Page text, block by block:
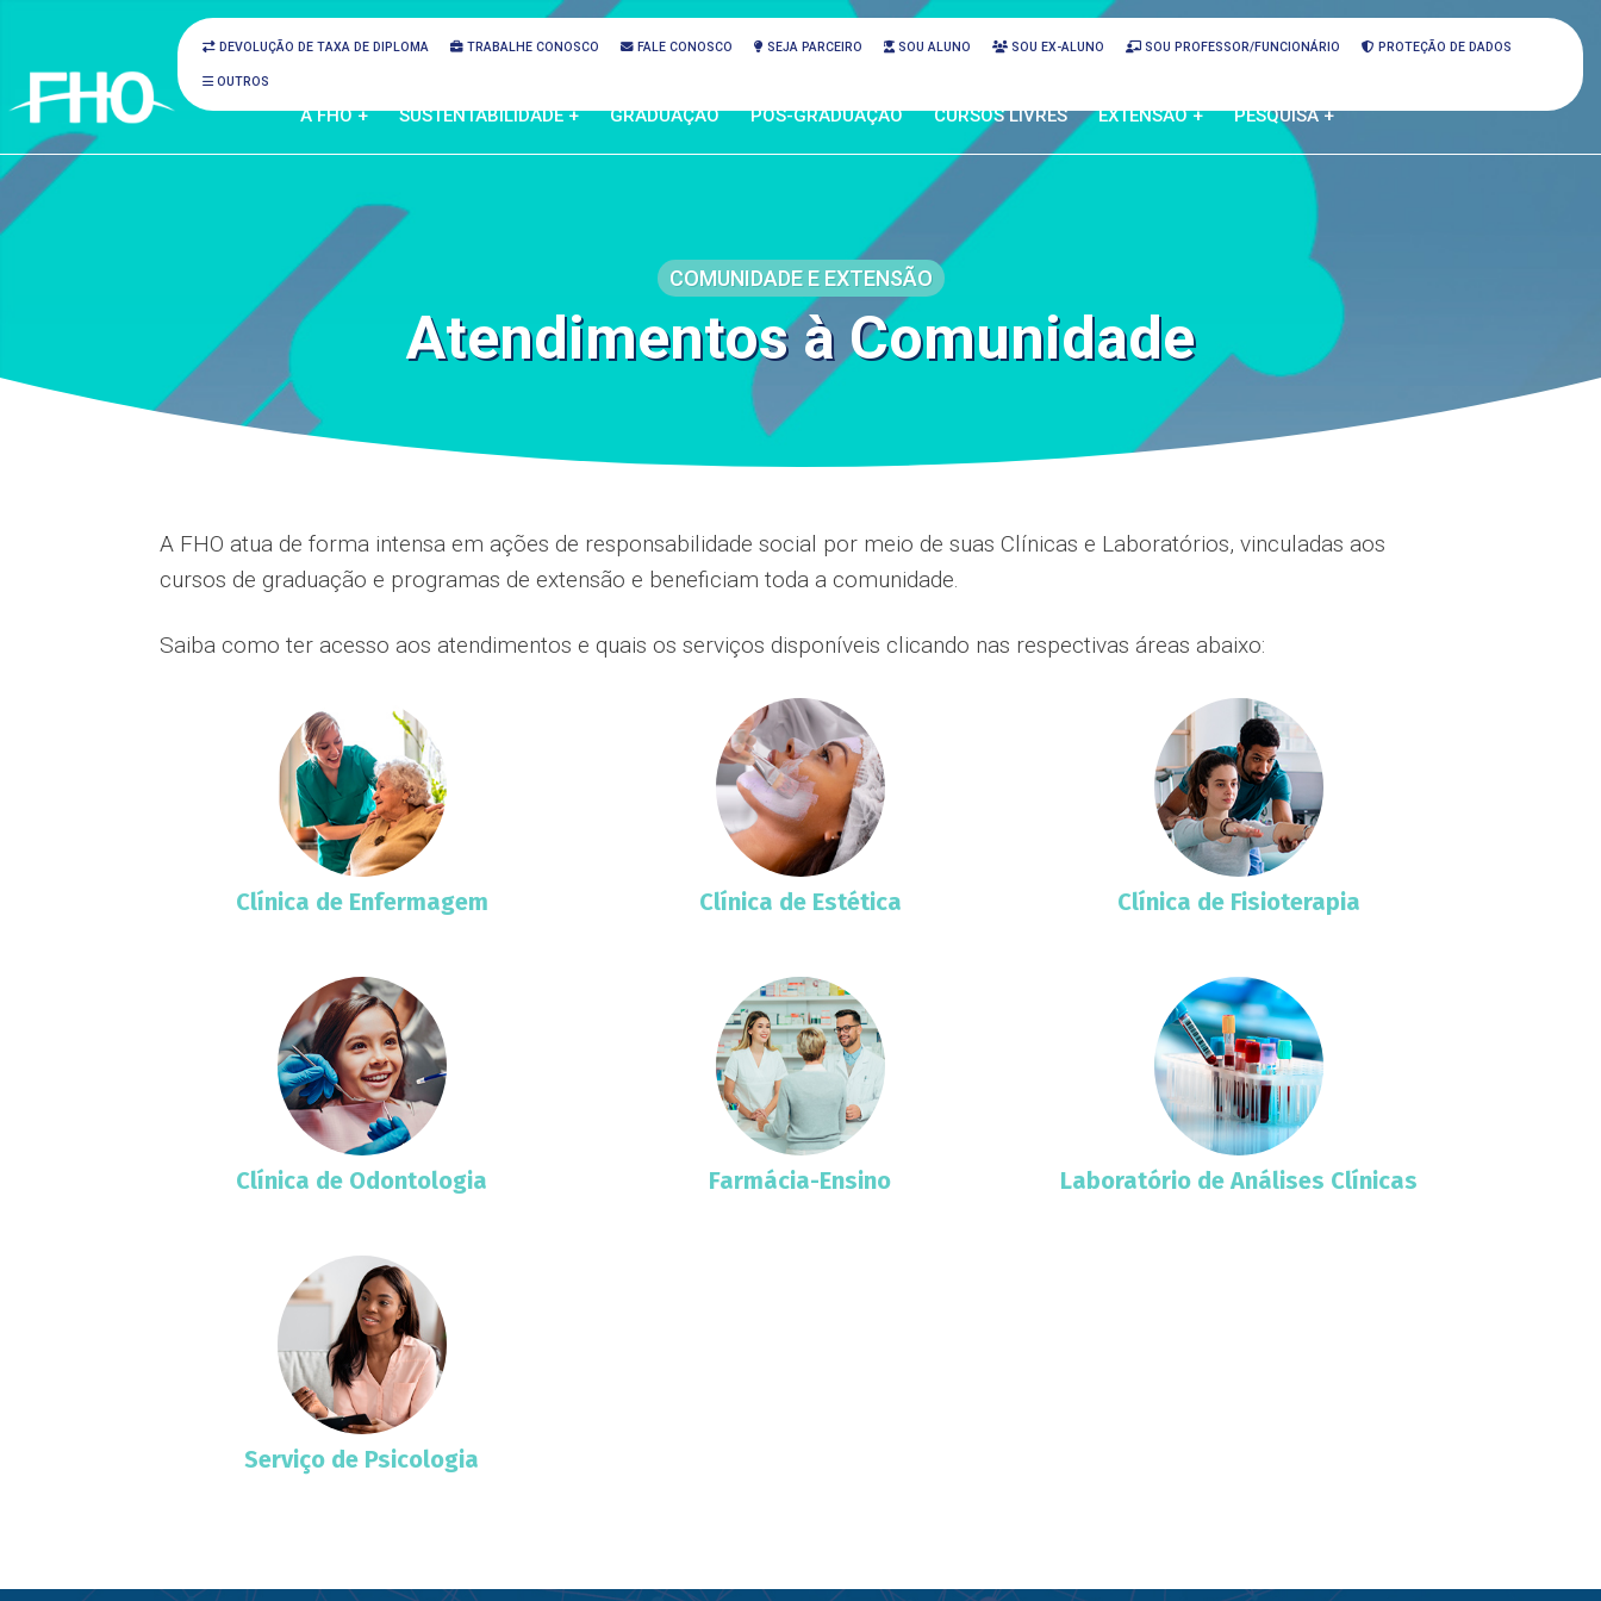
DEVOLUÇÃO DE TAXA DE DIPLOMA TRABALHE CONOSCO FALE CONOSCO SEJA PARCEIRO SOU ALUNO SOU EX-ALUNO SOU PROFESSOR/FUNCIONÁRIO PROTEÇÃO DE DADOS
OUTROS
A FHO + SUSTENTABILIDADE + GRADUAÇÃO PÓS-GRADUAÇÃO CURSOS LIVRES EXTENSÃO + PESQUISA +
COMUNIDADE E EXTENSÃO
Atendimentos à Comunidade
A FHO atua de forma intensa em ações de responsabilidade social por meio de suas Clínicas e Laboratórios, vinculadas aos
cursos de graduação e programas de extensão e beneficiam toda a comunidade.
Saiba como ter acesso aos atendimentos e quais os serviços disponíveis clicando nas respectivas áreas abaixo:
Clínica de Enfermagem Clínica de Estética Clínica de Fisioterapia
Clínica de Odontologia Farmácia-Ensino Laboratório de Análises Clínicas
Serviço de Psicologia